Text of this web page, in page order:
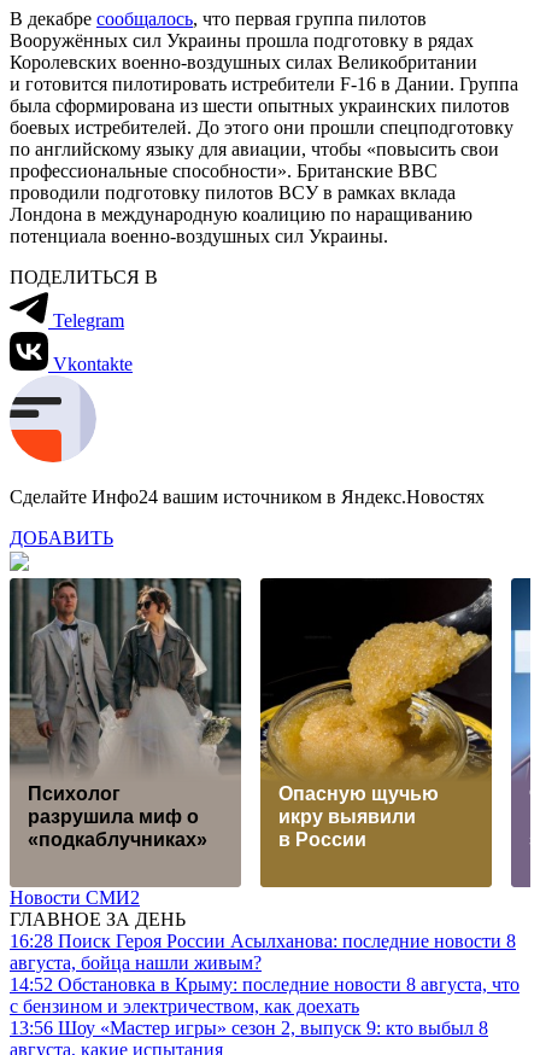
В декабре сообщалось, что первая группа пилотов
Вооружённых сил Украины прошла подготовку в рядах
Королевских военно-воздушных силах Великобритании
и готовится пилотировать истребители F-16 в Дании. Группа
была сформирована из шести опытных украинских пилотов
боевых истребителей. До этого они прошли спецподготовку
по английскому языку для авиации, чтобы «повысить свои
профессиональные способности». Британские ВВС
проводили подготовку пилотов ВСУ в рамках вклада
Лондона в международную коалицию по наращиванию
потенциала военно-воздушных сил Украины.
ПОДЕЛИТЬСЯ В
Telegram
Vkontakte
Сделайте Инфо24 вашим источником в Яндекс.Новостях
ДОБАВИТЬ
Психолог
разрушила миф о
«подкаблучниках»
Опасную щучью
икру выявили
в России
Новости СМИ2
ГЛАВНОЕ ЗА ДЕНЬ
16:28 Поиск Героя России Асылханова: последние новости 8
августа, бойца нашли живым?
14:52 Обстановка в Крыму: последние новости 8 августа, что
с бензином и электричеством, как доехать
13:56 Шоу «Мастер игры» сезон 2, выпуск 9: кто выбыл 8
августа, какие испытания